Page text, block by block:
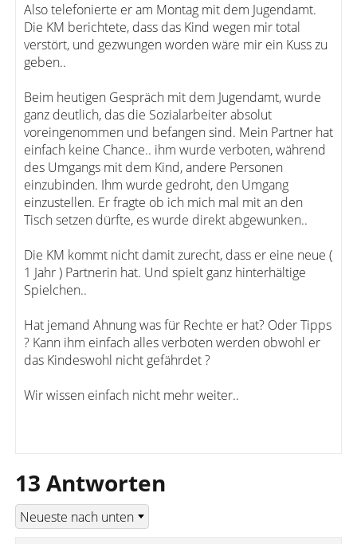
Also telefonierte er am Montag mit dem Jugendamt.
Die KM berichtete, dass das Kind wegen mir total
verstört, und gezwungen worden wäre mir ein Kuss zu
geben..
Beim heutigen Gespräch mit dem Jugendamt, wurde
ganz deutlich, das die Sozialarbeiter absolut
voreingenommen und befangen sind. Mein Partner hat
einfach keine Chance.. ihm wurde verboten, während
des Umgangs mit dem Kind, andere Personen
einzubinden. Ihm wurde gedroht, den Umgang
einzustellen. Er fragte ob ich mich mal mit an den
Tisch setzen dürfte, es wurde direkt abgewunken..
Die KM kommt nicht damit zurecht, dass er eine neue (
1 Jahr ) Partnerin hat. Und spielt ganz hinterhältige
Spielchen..
Hat jemand Ahnung was für Rechte er hat? Oder Tipps
? Kann ihm einfach alles verboten werden obwohl er
das Kindeswohl nicht gefährdet ?
Wir wissen einfach nicht mehr weiter..
13 Antworten